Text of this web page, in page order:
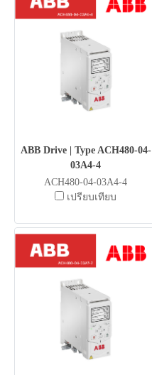
ABB Drive | Type ACH480-04-
03A4-4
ACH480-04-03A4-4
เปรียบเทียบ